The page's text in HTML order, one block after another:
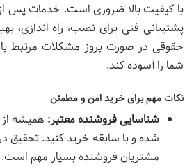
با کیفیت بالا ضروری است. خدمات پس
پشتیبانی فنی برای نصب، راه اندازی،
حقوقی در صورت بروز مشکلات مرتبط با
شما را آسوده کند.
نکات مهم برای خرید امن و مطمئن
شناسایی فروشنده معتبر: همیشه
شده و با سابقه خرید کنید. تحقیق
مشتریان فروشنده بسیار مهم است.